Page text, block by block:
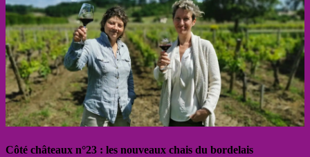
Côté châteaux n°23 : les nouveaux chais du bordelais